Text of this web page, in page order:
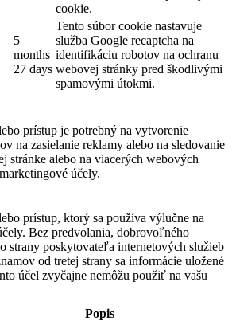
cookie.
5
months
27 days
Tento súbor cookie nastavuje
služba Google recaptcha na
identifikáciu robotov na ochranu
webovej stránky pred škodlivými
spamovými útokmi.
prístup je potrebný na vytvorenie
na zasielanie reklamy alebo na sledovanie
stránke alebo na viacerých webových
účely.
prístup, ktorý sa používa výlučne na
Bez predvolania, dobrovoľného
strany poskytovateľa internetových služieb
od tretej strany sa informácie uložené
účel zvyčajne nemôžu použiť na vašu
Popis